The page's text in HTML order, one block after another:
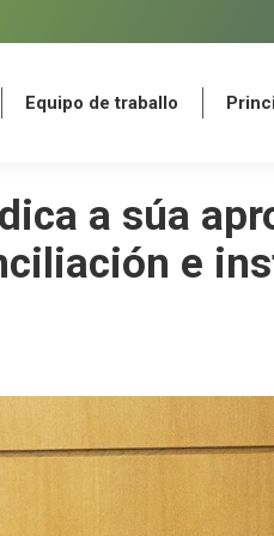
Equipo de traballo
a súa
e
Equipo de traballo